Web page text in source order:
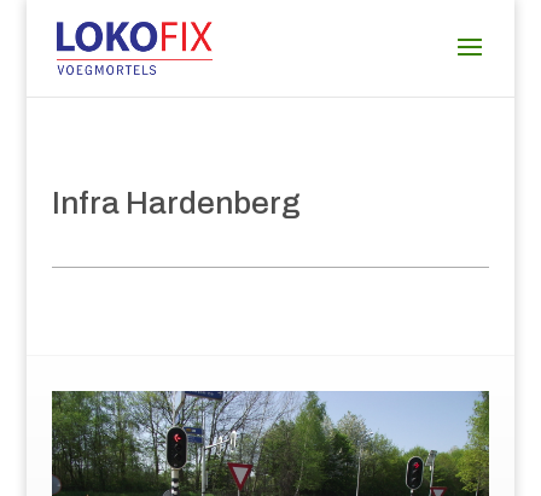
Infra Hardenberg